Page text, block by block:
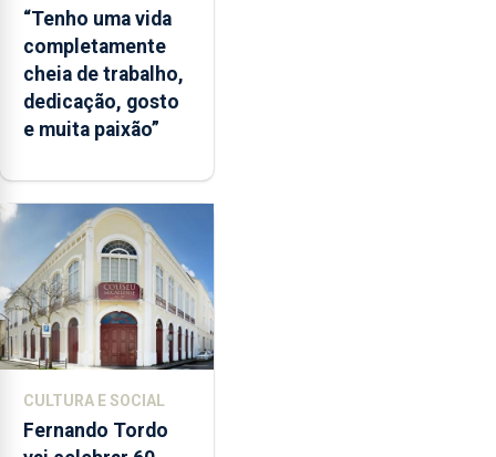
“Tenho uma vida
completamente
cheia de trabalho,
dedicação, gosto
e muita paixão”
CULTURA E SOCIAL
Fernando Tordo